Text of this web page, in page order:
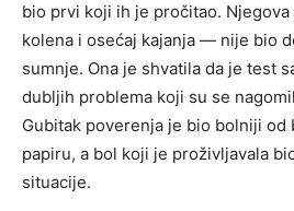
bio prvi koji ih je pročitao.
kolena i osećaj kajanja — nije bio
sumnje. Ona je shvatila da je test
dubljih problema koji su se
Gubitak poverenja je bio bolniji od
papiru, a bol koji je proživljavala
situacije.